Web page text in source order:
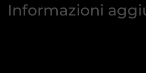
Informazioni